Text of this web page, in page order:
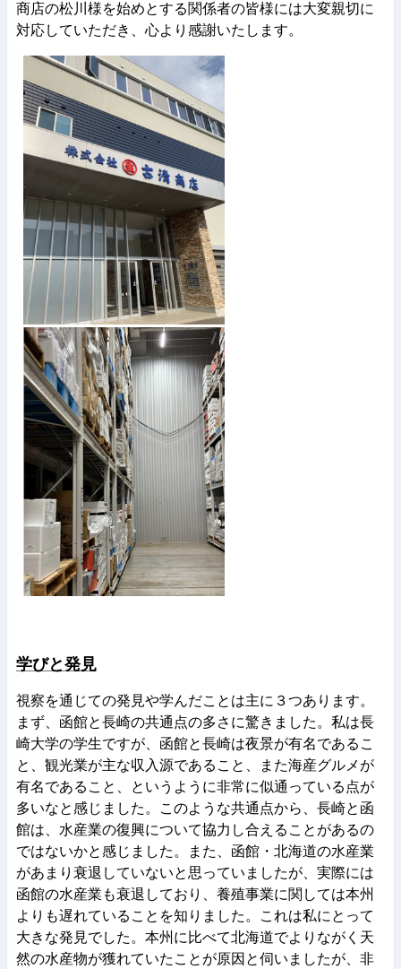
商店の松川様を始めとする関係者の皆様には大変親切に
対応していただき、心より感謝いたします。
学びと発見
視察を通じての発見や学んだことは主に３つあります。
まず、函館と長崎の共通点の多さに驚きました。私は長
崎大学の学生ですが、函館と長崎は夜景が有名であるこ
と、観光業が主な収入源であること、また海産グルメが
有名であること、というように非常に似通っている点が
多いなと感じました。このような共通点から、長崎と函
館は、水産業の復興について協力し合えることがあるの
ではないかと感じました。また、函館・北海道の水産業
があまり衰退していないと思っていましたが、実際には
函館の水産業も衰退しており、養殖事業に関しては本州
よりも遅れていることを知りました。これは私にとって
大きな発見でした。本州に比べて北海道でよりながく天
然の水産物が獲れていたことが原因と伺いましたが、非